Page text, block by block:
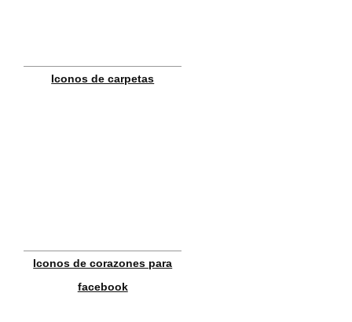
Iconos de carpetas
Iconos de corazones para
facebook